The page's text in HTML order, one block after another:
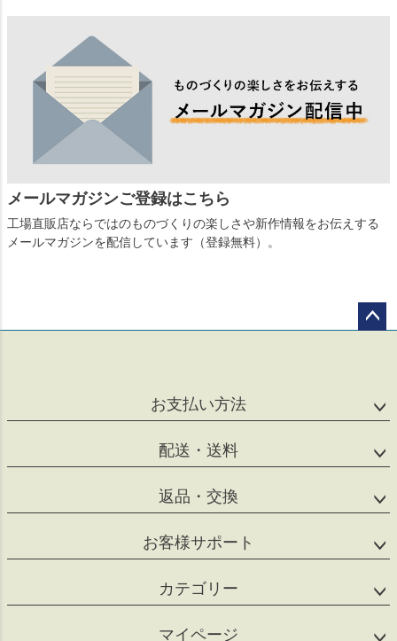
メールマガジンご登録はこちら
工場直販店ならではのものづくりの楽しさや新作情報をお伝えする
メールマガジンを配信しています（登録無料）。
お支払い方法
配送・送料
返品・交換
お客様サポート
カテゴリー
マイページ